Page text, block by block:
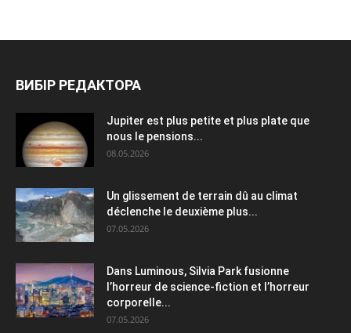
ВИБІР РЕДАКТОРА
Jupiter est plus petite et plus plate que
nous le pensions...
08.05.2026
Un glissement de terrain dû au climat
déclenche le deuxième plus...
07.05.2026
Dans Luminous, Silvia Park fusionne
l’horreur de science-fiction et l’horreur
corporelle...
07.05.2026